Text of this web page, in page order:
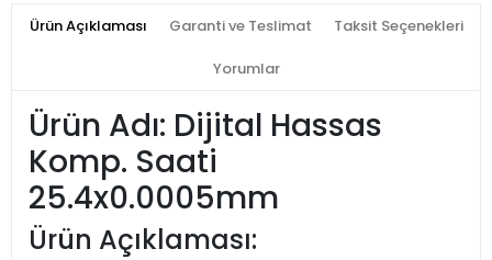
Ürün Açıklaması Garanti ve Teslimat Taksit Seçenekleri
Yorumlar
Ürün Adı: Dijital Hassas
Komp. Saati
25.4x0.0005mm
Ürün Açıklaması: